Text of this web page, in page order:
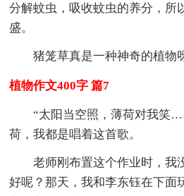
分解蚊虫，吸收蚊虫的养分，所
盛。
猪笼草真是一种神奇的植物
植物作文400字 篇7
“太阳当空照，薄荷对我笑
荷，我都是唱着这首歌。
老师刚布置这个作业时，我
好呢？那天，我和李东钰在下面